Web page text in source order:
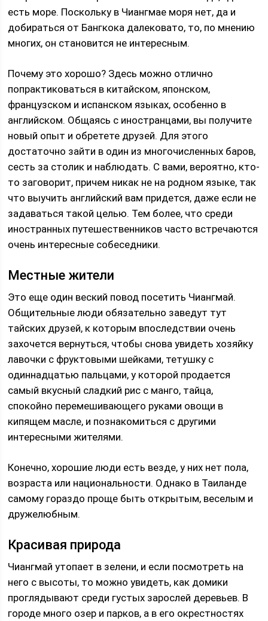
есть море. Поскольку в Чиангмае моря нет, да и
добираться от Бангкока далековато, то, по мнению
многих, он становится не интересным.
Почему это хорошо? Здесь можно отлично
попрактиковаться в китайском, японском,
французском и испанском языках, особенно в
английском. Общаясь с иностранцами, вы получите
новый опыт и обретете друзей. Для этого
достаточно зайти в один из многочисленных баров,
сесть за столик и наблюдать. С вами, вероятно, кто-
то заговорит, причем никак не на родном языке, так
что выучить английский вам придется, даже если не
задаваться такой целью. Тем более, что среди
иностранных путешественников часто встречаются
очень интересные собеседники.
Местные жители
Это еще один веский повод посетить Чиангмай.
Общительные люди обязательно заведут тут
тайских друзей, к которым впоследствии очень
захочется вернуться, чтобы снова увидеть хозяйку
лавочки с фруктовыми шейками, тетушку с
одиннадцатью пальцами, у которой продается
самый вкусный сладкий рис с манго, тайца,
спокойно перемешивающего руками овощи в
кипящем масле, и познакомиться с другими
интересными жителями.
Конечно, хорошие люди есть везде, у них нет пола,
возраста или национальности. Однако в Таиланде
самому гораздо проще быть открытым, веселым и
дружелюбным.
Красивая природа
Чиангмай утопает в зелени, и если посмотреть на
него с высоты, то можно увидеть, как домики
проглядывают среди густых зарослей деревьев. В
городе много озер и парков, а в его окрестностях